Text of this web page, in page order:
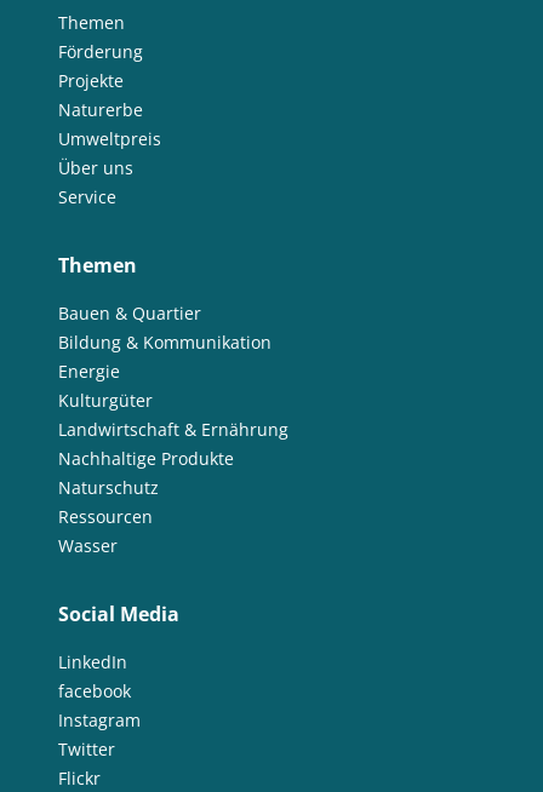
Themen
Förderung
Projekte
Naturerbe
Umweltpreis
Über uns
Service
Themen
Bauen & Quartier
Bildung & Kommunikation
Energie
Kulturgüter
Landwirtschaft & Ernährung
Nachhaltige Produkte
Naturschutz
Ressourcen
Wasser
Social Media
LinkedIn
facebook
Instagram
Twitter
Flickr